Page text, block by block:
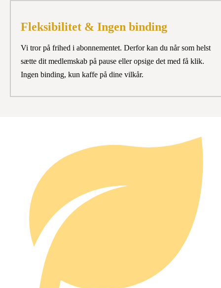
Fleksibilitet & Ingen binding
Vi tror på frihed i abonnementet. Derfor kan du når som helst
sætte dit medlemskab på pause eller opsige det med få klik.
Ingen binding, kun kaffe på dine vilkår.